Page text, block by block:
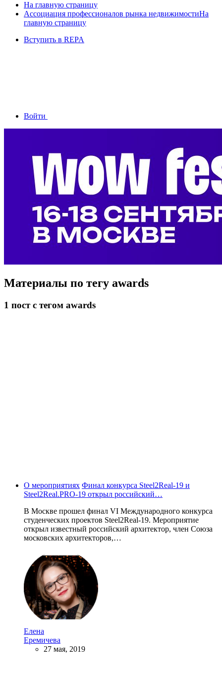
На главную страницу
Ассоциация профессионалов рынка недвижимостиНа
главную страницу
Вступить в REPA
Войти
Материалы по тегу awards
1 постс тегом awards
О мероприятиях Финал конкурса Steel2Real-19 и
Steel2Real.PRO-19 открыл российский…
В Москве прошел финал VI Международного конкурса
студенческих проектов Steel2Real-19. Мероприятие
открыл известный российский архитектор, член Союза
московских архитекторов,…
Елена
Еремичева
27 мая, 2019